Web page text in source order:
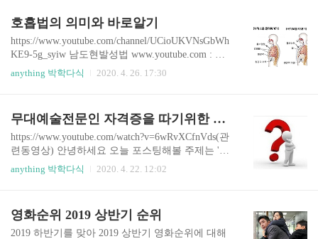
물의 성격과 당시의 심경을 표현하는 부분이다. 아
리아를 이해하기 위해서는 극중 인물에대한 ..
혹은 1/2캔, 참기름 2큰술, 김가루 한 꼬집, +돈나물
같이 드시면 맛있습니다. 1) 끓는물에 비빔면 면을
넣고 면을 다 익혀서 찬물로 씻는다 이때, 하얀색
물이 나오지 않을때까지 씻어준다. 2) 찬물에 씻은
면에 비빔소스와 참기름 2큰술 넣고 비벼준다. 3)
밥레시피는 마늘카레 볶음밥과 스팸구이인데요.
식용유에 잘..
호흡법의 의미와 바로알기
https://www.youtube.com/channel/UCioUKVNsGbWh
KE9-5g_syiw 남도현발성법 www.youtube.com : 호
흡법은 호기와 흡기를 합친말로 쉽게말해 호기 '숨
을 뱉는것'과 흡기 '숨을 들이쉬는것' 으로 나눠서
기를 얻고 있는 가수들이 생겨나고, 주 52시간 근무
제등으로 워라밸이 증가함에따라 직장인들을 대상
으로 취미로 음악을 하는 수요가 갈수록 증가하고
있습니다. 그렇게 노래레슨에서 가장 많이 듣는말
은 호흡에 관한 이야기일 것이다. 결국 복식호흡으
있을것입니다. 실생활에서 적용해 볼..
anything 박학다식 2020. 4. 26. 17:30
무대예술전문인 자격증을 따기위한 방법
https://www.youtube.com/watch?v=6wRvXCfnVds(관
련동영상) 안녕하세요 오늘 포스팅해볼 주제는 '무
대예술전문인'이라는 국가공인 자격증에 대해서
포스팅을 해보고자 합니다. '무대예술전문인'이란,
역할을 합니다. 사실상 공연장의 주인이라고도 불
리는 무대예술전문인 자격증은 어떻게 취득할까
anything 박학다식 2020. 4. 22. 12:02
영화순위 2019 상반기 순위
2019 하반기를 맞아 2019 상반기 영화순위에 대해